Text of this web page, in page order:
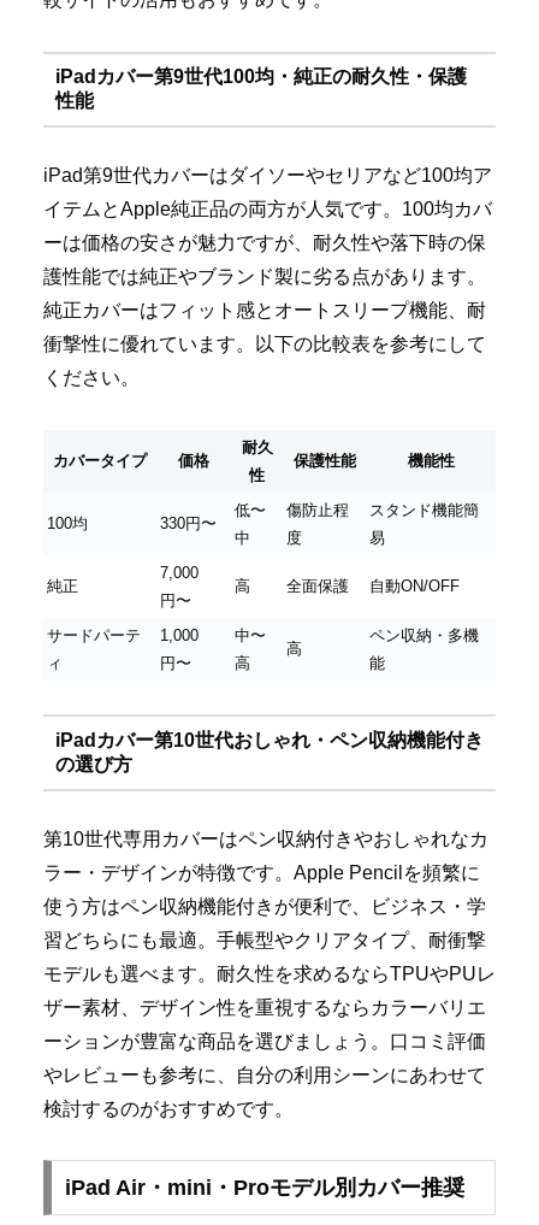
iPadカバー第9世代100均・純正の耐久性・保護
性能
iPad第9世代カバーはダイソーやセリアなど100均ア
イテムとApple純正品の両方が人気です。100均カバ
ーは価格の安さが魅力ですが、耐久性や落下時の保
護性能では純正やブランド製に劣る点があります。
純正カバーはフィット感とオートスリープ機能、耐
衝撃性に優れています。以下の比較表を参考にして
ください。
カバータイプ 価格
耐久
性
保護性能 機能性
100均 330円〜
低〜
中
傷防止程
度
スタンド機能簡
易
純正
7,000
円〜
高 全面保護 自動ON/OFF
サードパーテ
ィ
1,000
円〜
中〜
高
高
ペン収納・多機
能
iPadカバー第10世代おしゃれ・ペン収納機能付き
の選び方
第10世代専用カバーはペン収納付きやおしゃれなカ
ラー・デザインが特徴です。Apple Pencilを頻繁に
使う方はペン収納機能付きが便利で、ビジネス・学
習どちらにも最適。手帳型やクリアタイプ、耐衝撃
モデルも選べます。耐久性を求めるならTPUやPUレ
ザー素材、デザイン性を重視するならカラーバリエ
ーションが豊富な商品を選びましょう。口コミ評価
やレビューも参考に、自分の利用シーンにあわせて
検討するのがおすすめです。
iPad Air・mini・Proモデル別カバー推奨